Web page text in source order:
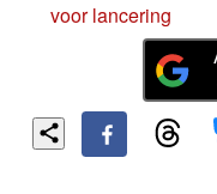
voor lancering